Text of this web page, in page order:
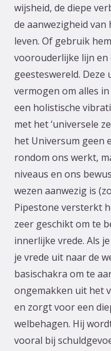
wijsheid, de diepe
de aanwezigheid
leven. Of gebruik
voorouderlijke lijn en
geesteswereld.
vermogen om alles
een holistische
met het ‘universele
het Universum geen
rondom ons werkt,
niveaus en ons
wezen aanwezig is
Pipestone versterkt
zeer geschikt om te
innerlijke vrede. Als
je vrede uit naar de
basischakra om te
ongemakken uit het
en zorgt voor een
welbehagen. Hij
vooral bij